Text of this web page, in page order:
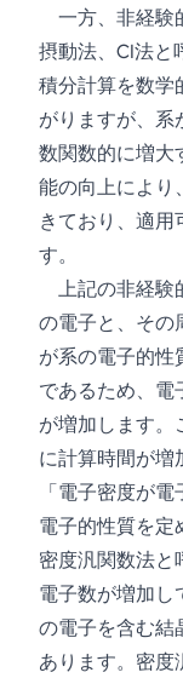
一方、非経験
摂動法、CI法と
積分計算を数学
がりますが、系
数関数的に増大
能の向上により
きており、適用
す。
上記の非経験
の電子と、その
が系の電子的性
であるため、電
が増加します。
に計算時間が増
「電子密度が
電子的性質を定
密度汎関数法と
電子数が増加し
の電子を含む結
あります。密度